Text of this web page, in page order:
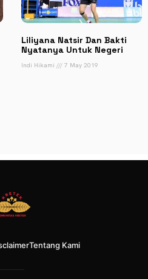
Liliyana Natsir Dan Bakti
Nyatanya Untuk Negeri
Indi Hikami 7 May 2019
Tentang Kami